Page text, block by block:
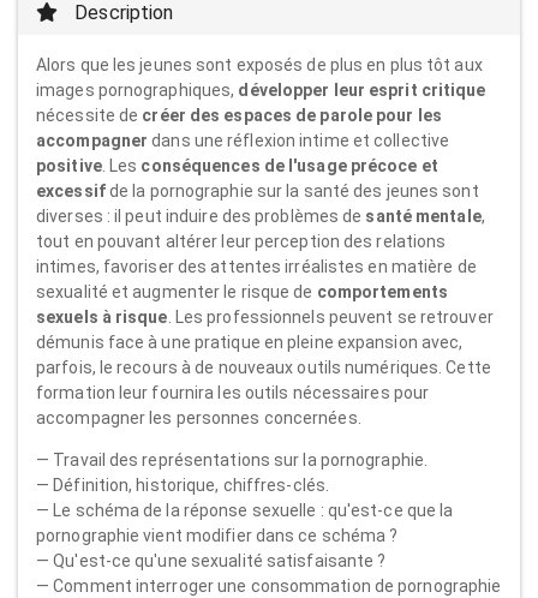
Description
Alors que les jeunes sont exposés de plus en plus tôt aux
images pornographiques, développer leur esprit critique
nécessite de créer des espaces de parole pour les
accompagner dans une réflexion intime et collective
positive. Les conséquences de l'usage précoce et
excessifde la pornographie sur la santé des jeunes sont
diverses : il peut induire des problèmes de santé mentale,
tout en pouvant altérer leur perception des relations
intimes, favoriser des attentes irréalistes en matière de
sexualité et augmenter le risque de comportements
sexuels à risque . Les professionnels peuvent se retrouver
démunis face à une pratique en pleine expansion avec,
parfois, le recours à de nouveaux outils numériques. Cette
formation leur fournira les outils nécessaires pour
accompagner les personnes concernées.
— Travail des représentations sur la pornographie.
— Définition, historique, chiffres-clés.
— Le schéma de la réponse sexuelle : qu'est-ce que la
pornographie vient modifier dans ce schéma ?
— Qu'est-ce qu'une sexualité satisfaisante ?
— Comment interroger une consommation de pornographie